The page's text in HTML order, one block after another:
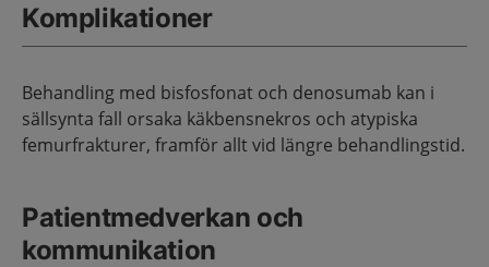
Komplikationer
Behandling med bisfosfonat och denosumab kan i
sällsynta fall orsaka käkbensnekros och atypiska
femurfrakturer, framför allt vid längre behandlingstid.
Patientmedverkan och
kommunikation